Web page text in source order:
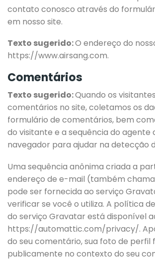
contato conosco através do
em nosso site.
Texto sugerido:O endereço do
https://www.airsang.com.
Comentários
Texto sugerido:Quando os
comentários no site, coletamos os
formulário de comentários, bem
do visitante e a sequência do agente
navegador para ajudar na detecção
Uma sequência anônima criada a
endereço de e-mail (também
pode ser fornecida ao serviço
verificar se você o utiliza. A política
do serviço Gravatar está disponível
https://automattic.com/privacy/.
do seu comentário, sua foto de perfil
publicamente no contexto do seu